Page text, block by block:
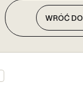
WRÓĆ